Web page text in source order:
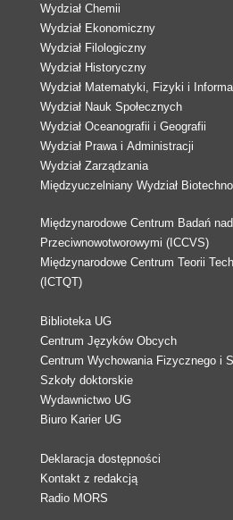
Wydział Chemii
Wydział Ekonomiczny
Wydział Filologiczny
Wydział Historyczny
Wydział Matematyki, Fizyki i
Wydział Nauk Społecznych
Wydział Oceanografii i Geografii
Wydział Prawa i Administracji
Wydział Zarządzania
Międzyuczelniany Wydział
Międzynarodowe Centrum Badań
Przeciwnowotworowymi (ICCVS)
Międzynarodowe Centrum Teorii
(ICTQT)
Biblioteka UG
Centrum Języków Obcych
Centrum Wychowania Fizycznego i
Szkoły doktorskie
Wydawnictwo UG
Biuro Karier UG
Deklaracja dostępności
Kontakt z redakcją
Radio MORS